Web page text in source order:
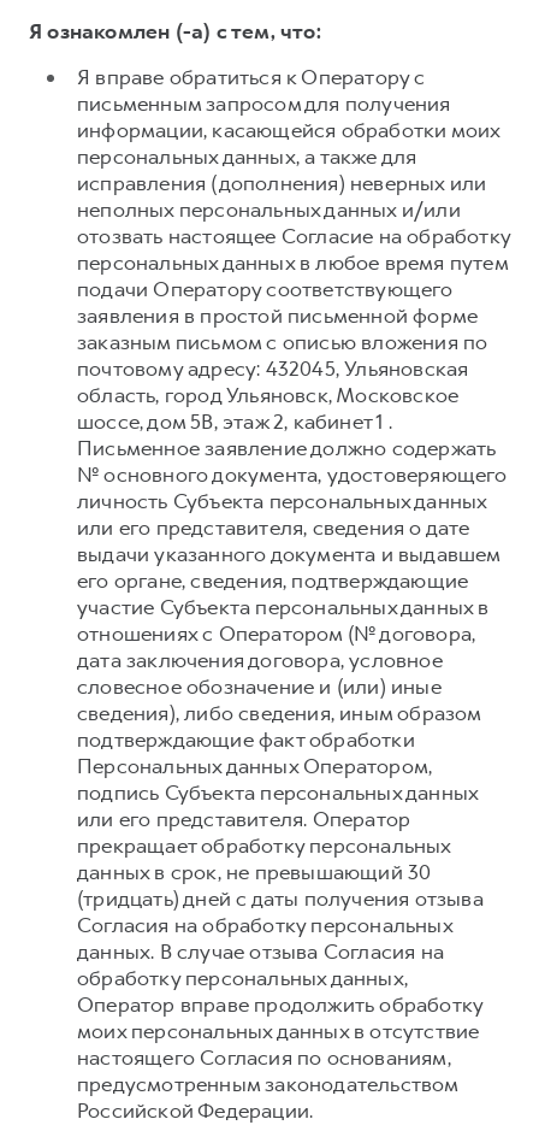
Я ознакомлен (-а) с тем, что:
Я вправе обратиться к Оператору с
письменным запросом для получения
информации, касающейся обработки моих
персональных данных, а также для
исправления (дополнения) неверных или
неполных персональных данных и/или
отозвать настоящее Согласие на обработку
персональных данных в любое время путем
подачи Оператору соответствующего
заявления в простой письменной форме
заказным письмом с описью вложения по
почтовому адресу: 432045, Ульяновская
область, город Ульяновск, Московское
шоссе, дом 5В, этаж 2, кабинет 1 .
Письменное заявление должно содержать
№ основного документа, удостоверяющего
личность Субъекта персональных данных
или его представителя, сведения о дате
выдачи указанного документа и выдавшем
его органе, сведения, подтверждающие
участие Субъекта персональных данных в
отношениях с Оператором (№ договора,
дата заключения договора, условное
словесное обозначение и (или) иные
сведения), либо сведения, иным образом
подтверждающие факт обработки
Персональных данных Оператором,
подпись Субъекта персональных данных
или его представителя. Оператор
прекращает обработку персональных
данных в срок, не превышающий 30
(тридцать) дней с даты получения отзыва
Согласия на обработку персональных
данных. В случае отзыва Согласия на
обработку персональных данных,
Оператор вправе продолжить обработку
моих персональных данных в отсутствие
настоящего Согласия по основаниям,
предусмотренным законодательством
Российской Федерации.